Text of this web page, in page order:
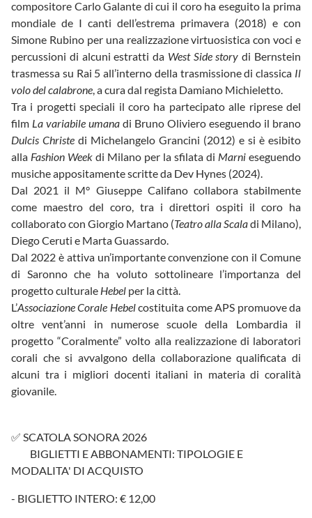
compositore Carlo Galante di cui il coro ha eseguito la prima
mondiale de I canti dell’estrema primavera (2018) e con
Simone Rubino per una realizzazione virtuosistica con voci e
percussioni di alcuni estratti da West Side story di Bernstein
trasmessa su Rai 5 all’interno della trasmissione di classica Il
volo del calabrone, a cura dal regista Damiano Michieletto.
Tra i progetti speciali il coro ha partecipato alle riprese del
film La variabile umana di Bruno Oliviero eseguendo il brano
Dulcis Christe di Michelangelo Grancini (2012) e si è esibito
alla Fashion Week di Milano per la sfilata di Marni eseguendo
musiche appositamente scritte da Dev Hynes (2024).
Dal 2021 il M° Giuseppe Califano collabora stabilmente
come maestro del coro, tra i direttori ospiti il coro ha
collaborato con Giorgio Martano (Teatro alla Scaladi Milano),
Diego Ceruti e Marta Guassardo.
Dal 2022 è attiva un’importante convenzione con il Comune
di Saronno che ha voluto sottolineare l’importanza del
progetto culturale Hebel per la città.
L’Associazione Corale Hebelcostituita come APS promuove da
oltre vent’anni in numerose scuole della Lombardia il
progetto “Coralmente” volto alla realizzazione di laboratori
corali che si avvalgono della collaborazione qualificata di
alcuni tra i migliori docenti italiani in materia di coralità
giovanile.
✅ SCATOLA SONORA 2026
BIGLIETTI E ABBONAMENTI: TIPOLOGIE E
MODALITA' DI ACQUISTO
- BIGLIETTO INTERO: € 12,00